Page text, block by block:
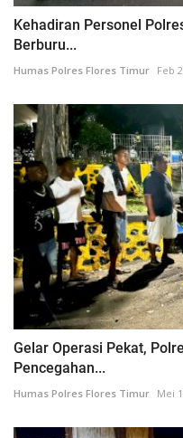
Kehadiran Personel
Berburu...
Humas Polres Flores Timur Feb
Gelar Operasi Pekat,
Pencegahan...
Humas Polres Flores Timur Mei